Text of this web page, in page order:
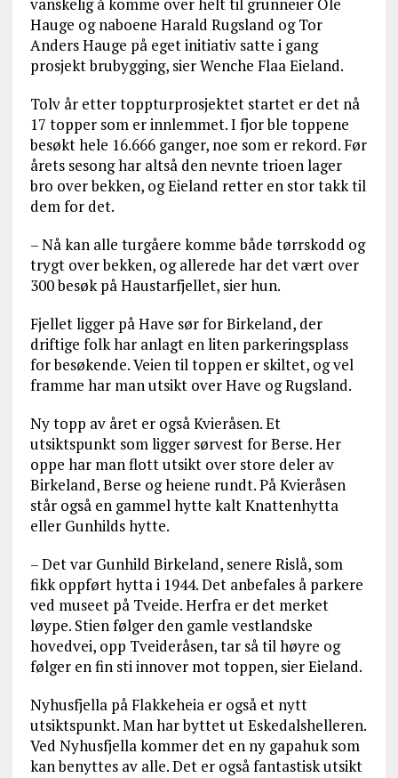
Hauge og naboene Harald Rugsland og Tor
Anders Hauge på eget initiativ satte i gang
prosjekt brubygging, sier Wenche Flaa Eieland.
Tolv år etter toppturprosjektet startet er det nå
17 topper som er innlemmet. I fjor ble toppene
besøkt hele 16.666 ganger, noe som er rekord. Før
årets sesong har altså den nevnte trioen lager
bro over bekken, og Eieland retter en stor takk til
dem for det.
– Nå kan alle turgåere komme både tørrskodd og
trygt over bekken, og allerede har det vært over
300 besøk på Haustarfjellet, sier hun.
Fjellet ligger på Have sør for Birkeland, der
driftige folk har anlagt en liten parkeringsplass
for besøkende. Veien til toppen er skiltet, og vel
framme har man utsikt over Have og Rugsland.
Ny topp av året er også Kvieråsen. Et
utsiktspunkt som ligger sørvest for Berse. Her
oppe har man flott utsikt over store deler av
Birkeland, Berse og heiene rundt. På Kvieråsen
står også en gammel hytte kalt Knattenhytta
eller Gunhilds hytte.
– Det var Gunhild Birkeland, senere Rislå, som
fikk oppført hytta i 1944. Det anbefales å parkere
ved museet på Tveide. Herfra er det merket
løype. Stien følger den gamle vestlandske
hovedvei, opp Tveideråsen, tar så til høyre og
følger en fin sti innover mot toppen, sier Eieland.
Nyhusfjella på Flakkeheia er også et nytt
utsiktspunkt. Man har byttet ut Eskedalshelleren.
Ved Nyhusfjella kommer det en ny gapahuk som
kan benyttes av alle. Det er også fantastisk utsikt